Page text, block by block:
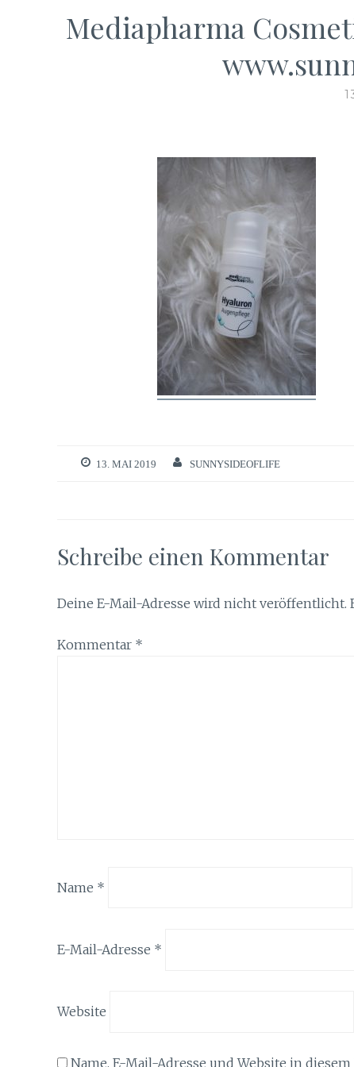
Mediapharma
13. MAI 2019 SUNNYSIDEOFLIFE
Schreibe einen Kommentar
Deine E-Mail-Adresse wird nicht veröffentlicht.
Kommentar *
Name *
E-Mail-Adresse *
Website
Name, E-Mail-Adresse und Website in